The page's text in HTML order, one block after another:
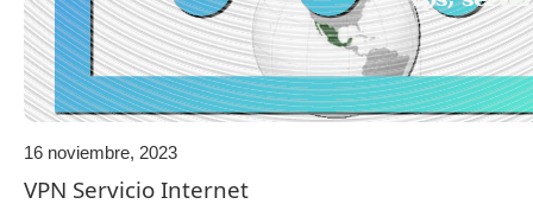
16 noviembre, 2023
VPN Servicio Internet